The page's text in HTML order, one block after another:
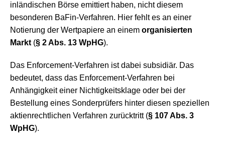
inländischen Börse emittiert haben, nicht diesem
besonderen BaFin-Verfahren. Hier fehlt es an einer
Notierung der Wertpapiere an einem organisierten
Markt (§ 2 Abs. 13 WpHG).
Das Enforcement-Verfahren ist dabei subsidiär. Das
bedeutet, dass das Enforcement-Verfahren bei
Anhängigkeit einer Nichtigkeitsklage oder bei der
Bestellung eines Sonderprüfers hinter diesen speziellen
aktienrechtlichen Verfahren zurücktritt (§ 107 Abs. 3
WpHG).